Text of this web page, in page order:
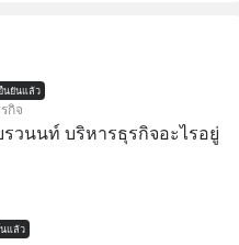
นยันแล้ว
กิจ
วนนท์ บริหารธุรกิจอะไรอยู่
แล้ว